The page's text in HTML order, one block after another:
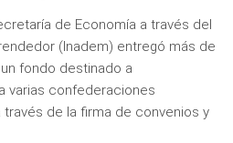
de Economía a través del
(Inadem) entregó más de
fondo destinado a
varias confederaciones
de la firma de convenios y